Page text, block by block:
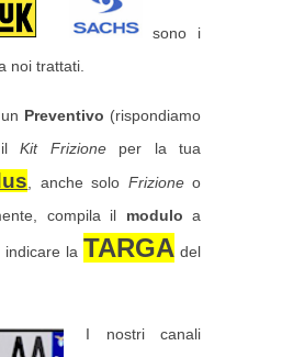
sono i
noi trattati.
Preventivo (rispondiamo
Kit Frizioneper la tua
, anche solo Frizioneo
compila il modulo a
indicare la TARGAdel
I nostri canali